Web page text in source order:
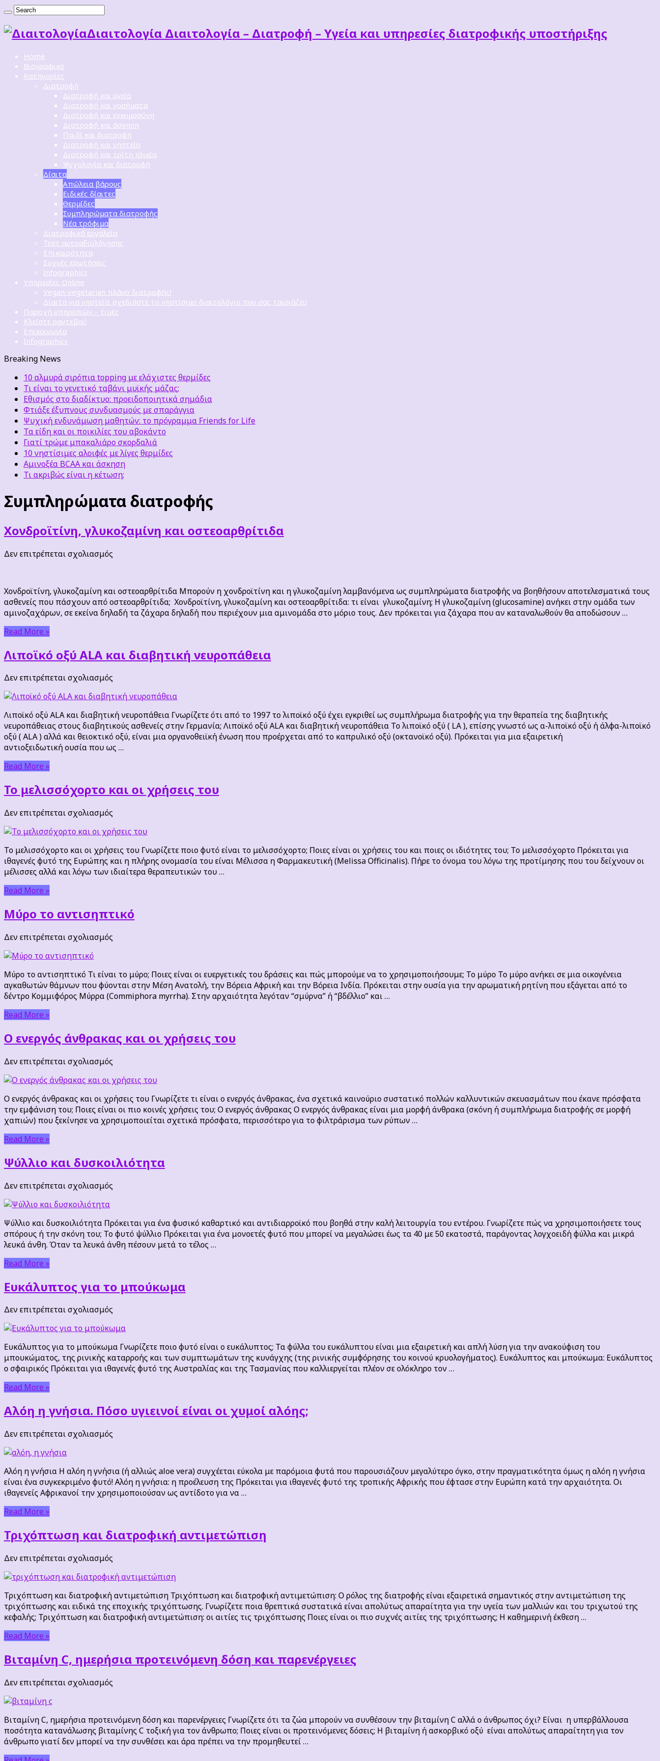
Διαιτoλογία Διαιτολογία – Διατροφή – Υγεία και υπηρεσίες διατροφικής υποστήριξης
Home
Βιογραφικό
Κατηγορίες
Διατροφή
Διατροφή και υγεία
Διατροφή και νοσήματα
Διατροφή και εγκυμοσύνη
Διατροφή και άσκηση
Παιδί και διατροφή
Διατροφή και νηστεία
Διατροφή και τρίτη ηλικία
Ψυχολογία και διατροφή
Δίαιτα
Απώλεια βάρους
Ειδικές δίαιτες
Θερμίδες
Συμπληρώματα διατροφής
Νέα τρόφιμα
Διατροφικά εργαλεία
Τεστ αυτοαξιολόγησης
Επικαιρότητα
Συχνές ερωτήσεις
Infographics
Υπηρεσίες Online
Vegan-vegetarian πλάνο διατροφής!
Δίαιτα για νηστεία: σχεδιάστε το νηστίσιμο διαιτολόγιο που σας ταιριάζει!
Παροχή υπηρεσιών – τιμές
Κλείστε ραντεβού
Επικοινωνία
Infographics
Breaking News
10 αλμυρά σιρόπια topping με ελάχιστες θερμίδες
Τι είναι το γενετικό ταβάνι μυϊκής μάζας;
Εθισμός στο διαδίκτυο: προειδοποιητικά σημάδια
Φτιάξε έξυπνους συνδυασμούς με σπαράγγια
Ψυχική ενδυνάμωση μαθητών: το πρόγραμμα Friends for Life
Τα είδη και οι ποικιλίες του αβοκάντο
Γιατί τρώμε μπακαλιάρο σκορδαλιά
10 νηστίσιμες αλοιφές με λίγες θερμίδες
Αμινοξέα BCAA και άσκηση
Τι ακριβώς είναι η κέτωση;
Συμπληρώματα διατροφής
Χονδροϊτίνη, γλυκοζαμίνη και οστεοαρθρίτιδα
Δεν επιτρέπεται σχολιασμός
οστεοαρθρίτιδα
Χονδροϊτίνη, γλυκοζαμίνη και οστεοαρθρίτιδα Μπορούν η χονδροϊτίνη και η γλυκοζαμίνη λαμβανόμενα ως συμπληρώματα διατροφής να βοηθήσουν αποτελεσματικά τους
ασθενείς που πάσχουν από οστεοαρθρίτιδα; Χονδροϊτίνη, γλυκοζαμίνη και οστεοαρθρίτιδα: τι είναι γλυκοζαμίνη; Η γλυκοζαμίνη (glucosamine) ανήκει στην ομάδα των
αμινοζαχάρων, σε εκείνα δηλαδή τα ζάχαρα δηλαδή που περιέχουν μια αμινομάδα στο μόριο τους. Δεν πρόκειται για ζάχαρα που αν καταναλωθούν θα αποδώσουν …
Read More »
Λιποϊκό οξύ ALA και διαβητική νευροπάθεια
Δεν επιτρέπεται σχολιασμός
οξύ
ALA
και
διαβητική
νευροπάθεια
Λιποϊκό οξύ ALA και διαβητική νευροπάθεια Γνωρίζετε ότι από το 1997 το λιποϊκό οξύ έχει εγκριθεί ως συμπλήρωμα διατροφής για την θεραπεία της διαβητικής
νευροπάθειας στους διαβητικούς ασθενείς στην Γερμανία; Λιποϊκό οξύ ALA και διαβητική νευροπάθεια Το λιποϊκό οξύ ( LA ), επίσης γνωστό ως α-λιποϊκό οξύ ή άλφα-λιποϊκό
οξύ ( ALA ) αλλά και θειοκτικό οξύ, είναι μια οργανοθειϊκή ένωση που προέρχεται από το καπρυλικό οξύ (οκτανοϊκό οξύ). Πρόκειται για μια εξαιρετική
αντιοξειδωτική ουσία που ως …
Read More »
Το μελισσόχορτο και οι χρήσεις του
Δεν επιτρέπεται σχολιασμός
μελισσόχορτο
οι
χρήσεις
του
Το μελισσόχορτο και οι χρήσεις του Γνωρίζετε ποιο φυτό είναι το μελισσόχορτο; Ποιες είναι οι χρήσεις του και ποιες οι ιδιότητες του; Το μελισσόχορτο Πρόκειται για
ιθαγενές φυτό της Ευρώπης και η πλήρης ονομασία του είναι Μέλισσα η Φαρμακευτική (Melissa Officinalis). Πήρε το όνομα του λόγω της προτίμησης που του δείχνουν οι
μέλισσες αλλά και λόγω των ιδιαίτερα θεραπευτικών του …
Read More »
Μύρο το αντισηπτικό
Δεν επιτρέπεται σχολιασμός
αντισηπτικό
Μύρο το αντισηπτικό Τι είναι το μύρο; Ποιες είναι οι ευεργετικές του δράσεις και πώς μπορούμε να το χρησιμοποιήσουμε; Το μύρο Το μύρο ανήκει σε μια οικογένεια
αγκαθωτών θάμνων που φύονται στην Μέση Ανατολή, την Βόρεια Αφρική και την Βόρεια Ινδία. Πρόκειται στην ουσία για την αρωματική ρητίνη που εξάγεται από το
δέντρο Κομμιφόρος Μύρρα (Commiphora myrrha). Στην αρχαιότητα λεγόταν “σμύρνα” ή “βδέλλιο” και …
Read More »
Ο ενεργός άνθρακας και οι χρήσεις του
Δεν επιτρέπεται σχολιασμός
ενεργός
άνθρακας
και
οι
χρήσεις
Ο ενεργός άνθρακας και οι χρήσεις του Γνωρίζετε τι είναι ο ενεργός άνθρακας, ένα σχετικά καινούριο συστατικό πολλών καλλυντικών σκευασμάτων που έκανε πρόσφατα
την εμφάνιση του; Ποιες είναι οι πιο κοινές χρήσεις του; Ο ενεργός άνθρακας Ο ενεργός άνθρακας είναι μια μορφή άνθρακα (σκόνη ή συμπλήρωμα διατροφής σε μορφή
χαπιών) που ξεκίνησε να χρησιμοποιείται σχετικά πρόσφατα, περισσότερο για το φιλτράρισμα των ρύπων …
Read More »
Ψύλλιο και δυσκοιλιότητα
Δεν επιτρέπεται σχολιασμός
δυσκοιλιότητα
Ψύλλιο και δυσκοιλιότητα Πρόκειται για ένα φυσικό καθαρτικό και αντιδιαρροϊκό που βοηθά στην καλή λειτουργία του εντέρου. Γνωρίζετε πώς να χρησιμοποιήσετε τους
σπόρους ή την σκόνη του; Το φυτό ψύλλιο Πρόκειται για ένα μονοετές φυτό που μπορεί να μεγαλώσει έως τα 40 με 50 εκατοστά, παράγοντας λογχοειδή φύλλα και μικρά
λευκά άνθη. Όταν τα λευκά άνθη πέσουν μετά το τέλος …
Read More »
Ευκάλυπτος για το μπούκωμα
Δεν επιτρέπεται σχολιασμός
για
το
μπούκωμα
Ευκάλυπτος για το μπούκωμα Γνωρίζετε ποιο φυτό είναι ο ευκάλυπτος; Τα φύλλα του ευκάλυπτου είναι μια εξαιρετική και απλή λύση για την ανακούφιση του
μπουκώματος, της ρινικής καταρροής και των συμπτωμάτων της κυνάγχης (της ρινικής συμφόρησης του κοινού κρυολογήματος). Ευκάλυπτος και μπούκωμα: Ευκάλυπτος
ο σφαιρικός Πρόκειται για ιθαγενές φυτό της Αυστραλίας και της Τασμανίας που καλλιεργείται πλέον σε ολόκληρο τον …
Read More »
Αλόη η γνήσια. Πόσο υγιεινοί είναι οι χυμοί αλόης;
Δεν επιτρέπεται σχολιασμός
γνήσια.
Πόσο
υγιεινοί
είναι
αλόης;
Αλόη η γνήσια Η αλόη η γνήσια (ή αλλιώς aloe vera) συγχέεται εύκολα με παρόμοια φυτά που παρουσιάζουν μεγαλύτερο όγκο, στην πραγματικότητα όμως η αλόη η γνήσια
είναι ένα συγκεκριμένο φυτό! Αλόη η γνήσια: η προέλευση της Πρόκειται για ιθαγενές φυτό της τροπικής Αφρικής που έφτασε στην Ευρώπη κατά την αρχαιότητα. Οι
ιθαγενείς Αφρικανοί την χρησιμοποιούσαν ως αντίδοτο για να …
Read More »
Τριχόπτωση και διατροφική αντιμετώπιση
Δεν επιτρέπεται σχολιασμός
και
διατροφική
αντιμετώπιση
Τριχόπτωση και διατροφική αντιμετώπιση Τριχόπτωση και διατροφική αντιμετώπιση: Ο ρόλος της διατροφής είναι εξαιρετικά σημαντικός στην αντιμετώπιση της
τριχόπτωσης και ειδικά της εποχικής τριχόπτωσης. Γνωρίζετε ποια θρεπτικά συστατικά είναι απολύτως απαραίτητα για την υγεία των μαλλιών και του τριχωτού της
κεφαλής; Τριχόπτωση και διατροφική αντιμετώπιση: οι αιτίες τις τριχόπτωσης Ποιες είναι οι πιο συχνές αιτίες της τριχόπτωσης; Η καθημερινή έκθεση …
Read More »
Βιταμίνη C, ημερήσια προτεινόμενη δόση και παρενέργειες
Δεν επιτρέπεται σχολιασμός
ημερήσια
προτεινόμενη
δόση
και
Βιταμίνη C, ημερήσια προτεινόμενη δόση και παρενέργειες Γνωρίζετε ότι τα ζώα μπορούν να συνθέσουν την βιταμίνη C αλλά ο άνθρωπος όχι? Είναι η υπερβάλλουσα
ποσότητα κατανάλωσης βιταμίνης C τοξική για τον άνθρωπο; Ποιες είναι οι προτεινόμενες δόσεις; Η βιταμίνη ή ασκορβικό οξύ είναι απολύτως απαραίτητη για τον
άνθρωπο γιατί δεν μπορεί να την συνθέσει και άρα πρέπει να την προμηθευτεί …